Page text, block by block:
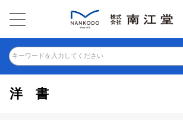
キーワードを入力してください
洋書